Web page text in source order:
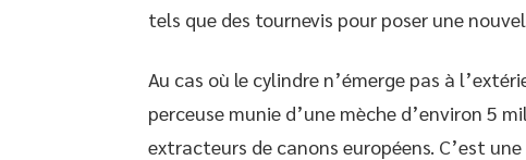
tels que des tournevis pour poser une
Au cas où le cylindre n’émerge pas à
perceuse munie d’une mèche d’environ 5
extracteurs de canons européens. C’est